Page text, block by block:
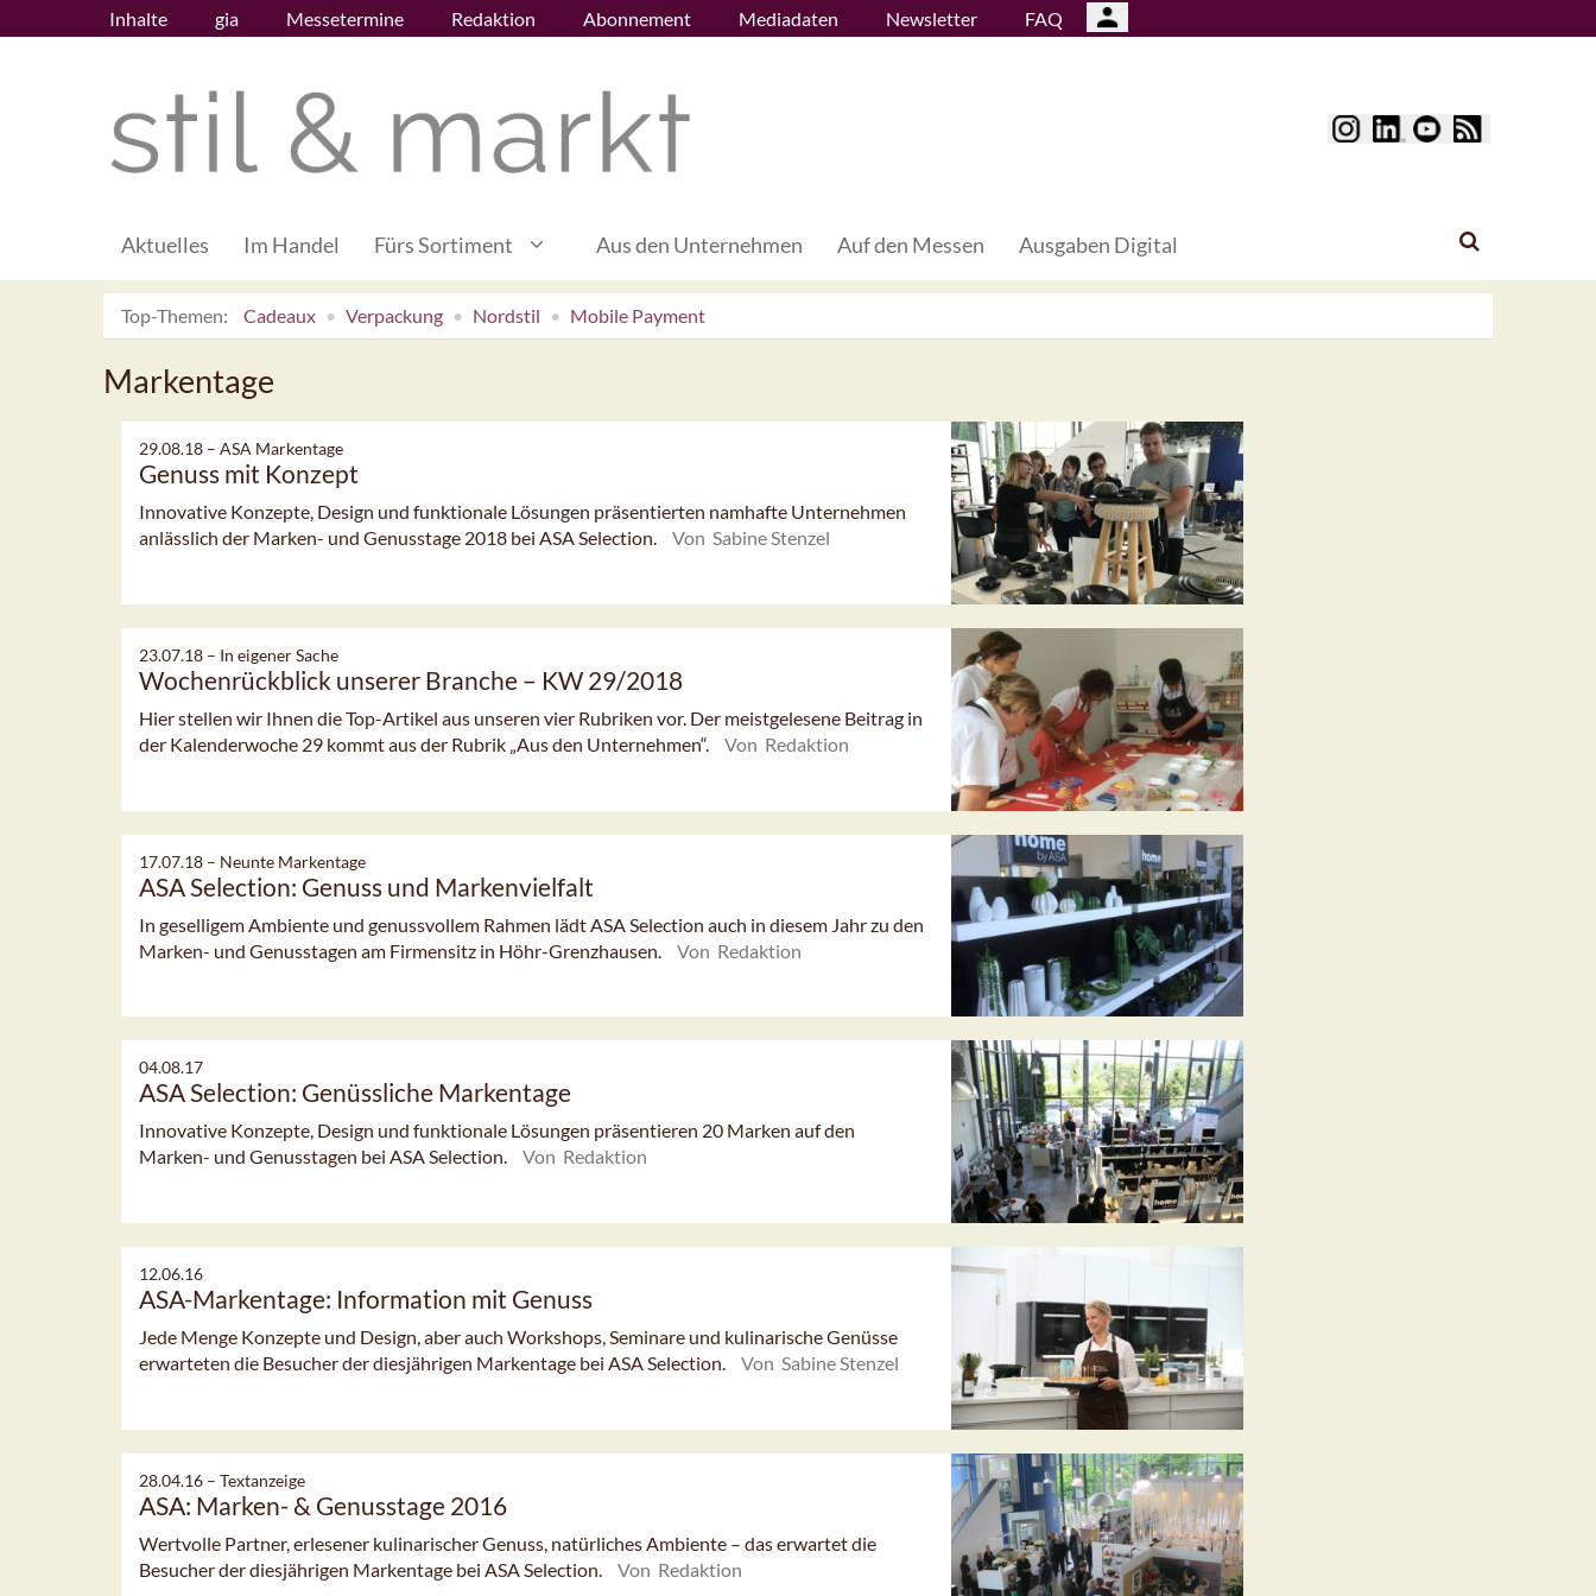
Inhalte gia Messetermine Redaktion Abonnement Mediadaten Newsletter FAQ
Aktuelles Im Handel Fürs Sortiment Aus den Unternehmen Auf den Messen Ausgaben Digital
Top-Themen: Cadeaux Verpackung Nordstil Mobile Payment
Markentage
29.08.18 – ASA Markentage
Genuss mit Konzept
Innovative Konzepte, Design und funktionale Lösungen präsentierten namhafte Unternehmen
anlässlich der Marken- und Genusstage 2018 bei ASA Selection.
Von Sabine Stenzel
23.07.18 – In eigener Sache
Wochenrückblick unserer Branche – KW 29/2018
Hier stellen wir Ihnen die Top-Artikel aus unseren vier Rubriken vor. Der meistgelesene Beitrag in
der Kalenderwoche 29 kommt aus der Rubrik „Aus den Unternehmen“.
Von Redaktion
17.07.18 – Neunte Markentage
ASA Selection: Genuss und Markenvielfalt
In geselligem Ambiente und genussvollem Rahmen lädt ASA Selection auch in diesem Jahr zu den
Marken- und Genusstagen am Firmensitz in Höhr-Grenzhausen.
Von Redaktion
04.08.17
ASA Selection: Genüssliche Markentage
Innovative Konzepte, Design und funktionale Lösungen präsentieren 20 Marken auf den
Marken- und Genusstagen bei ASA Selection.
Von Redaktion
12.06.16
ASA-Markentage: Information mit Genuss
Jede Menge Konzepte und Design, aber auch Workshops, Seminare und kulinarische Genüsse
erwarteten die Besucher der diesjährigen Markentage bei ASA Selection.
Von Sabine Stenzel
28.04.16 – Textanzeige
ASA: Marken- & Genusstage 2016
Wertvolle Partner, erlesener kulinarischer Genuss, natürliches Ambiente – das erwartet die
Besucher der diesjährigen Markentage bei ASA Selection.
Von Redaktion